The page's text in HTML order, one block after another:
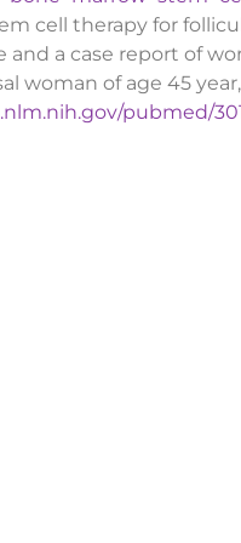
cell therapy for
a case report of
woman of age 45
pubmed/